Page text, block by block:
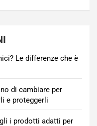
Le differenze che è
di cambiare per
e proteggerli
i prodotti adatti per